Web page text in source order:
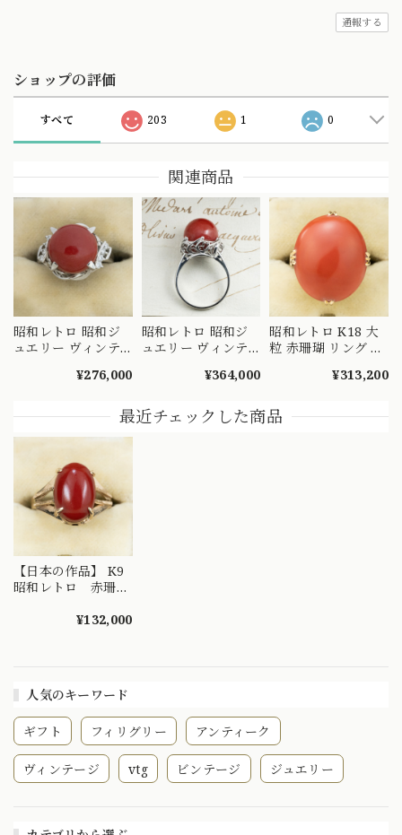
人気のキーワード
ギフト フィリグリー アンティーク
ヴィンテージ vtg ビンテージ ジュエリー
通報する
ショップの評価
すべて 203 1 0
関連商品
昭和レトロ 昭和ジ
ュエリー ヴィンテ
赤珊瑚 ダイヤ アラ
素敵 MR00660
¥276,000
昭和レトロ 昭和ジ
ュエリー ヴィンテ
ザイン 大粒 赤珊瑚
Pt900 〜花弁の様な
透かし〜
¥364,000
昭和レトロ K18 大
粒 赤珊瑚 リング 充
ヴィンテージ¥313,200
最近チェックした商品
【日本の作品】 K9
昭和レトロ 赤珊瑚
グ ～静かな情熱を
¥132,000